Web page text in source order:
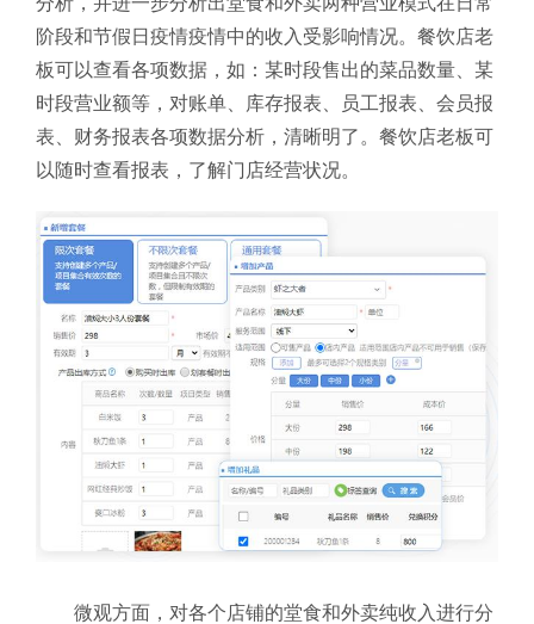
阶段和节假日疫情疫情中的收入受影响情况。餐饮店老
板可以查看各项数据，如：某时段售出的菜品数量、某
时段营业额等，对账单、库存报表、员工报表、会员报
表、财务报表各项数据分析，清晰明了。餐饮店老板可
以随时查看报表，了解门店经营状况。
微观方面，对各个店铺的堂食和外卖纯收入进行分